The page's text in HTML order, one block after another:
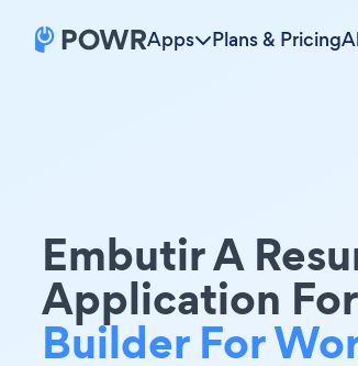
Apps Plans & Pricing
Embutir A
Application
Builder For